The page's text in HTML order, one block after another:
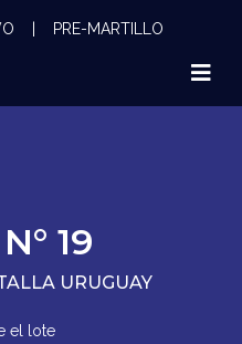
PRE-MARTILLO
19
URUGUAY
el lote